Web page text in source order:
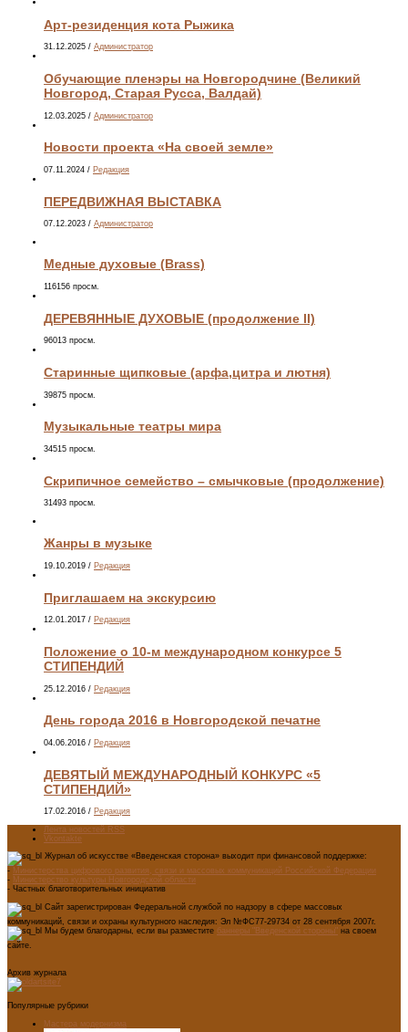
Арт-резиденция кота Рыжика
31.12.2025 / Администратор
Обучающие пленэры на Новгородчине (Великий
Новгород, Старая Русса, Валдай)
12.03.2025 / Администратор
Новости проекта «На своей земле»
07.11.2024 / Редакция
ПЕРЕДВИЖНАЯ ВЫСТАВКА
07.12.2023 / Администратор
Медные духовые (Brass)
116156 просм.
ДЕРЕВЯННЫЕ ДУХОВЫЕ (продолжение II)
96013 просм.
Старинные щипковые (арфа,цитра и лютня)
39875 просм.
Музыкальные театры мира
34515 просм.
Скрипичное семейство – смычковые (продолжение)
31493 просм.
Жанры в музыке
19.10.2019 / Редакция
Приглашаем на экскурсию
12.01.2017 / Редакция
Положение о 10-м международном конкурсе 5
СТИПЕНДИЙ
25.12.2016 / Редакция
День города 2016 в Новгородской печатне
04.06.2016 / Редакция
ДЕВЯТЫЙ МЕЖДУНАРОДНЫЙ КОНКУРС «5
СТИПЕНДИЙ»
17.02.2016 / Редакция
Лента новостей RSS
Vkontakte
Журнал об искусстве «Введенская сторона» выходит при финансовой поддержке:
- Министерства цифрового развития, связи и массовых коммуникаций Российской Федерации
- Министерство культуры Новгородской области
- Частных благотворительных инициатив
Сайт зарегистрирован Федеральной службой по надзору в сфере массовых
коммуникаций, связи и охраны культурного наследия: Эл №ФС77-29734 от 28 сентября 2007г.
Мы будем благодарны, если вы разместите баннеры "Введенской стороны" на своем
сайте.
Архив журнала
Популярные рубрики
Мастера модернизма